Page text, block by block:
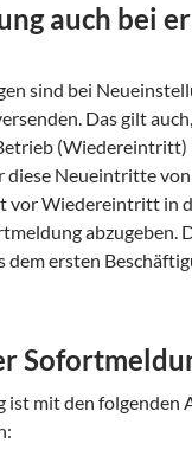
auch bei
sind bei
Das gilt
(Wiedereintritt)
diese Neueintritte
vor Wiedereintritt in
abzugeben.
dem ersten
ist mit den folgenden